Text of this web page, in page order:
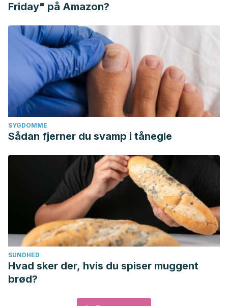
Friday" på Amazon?
SYGDOMME
Sådan fjerner du svamp i tånegle
SUNDHED
Hvad sker der, hvis du spiser muggent
brød?